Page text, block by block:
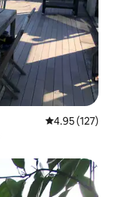
5 पैकी 4.95
4.95 (127)